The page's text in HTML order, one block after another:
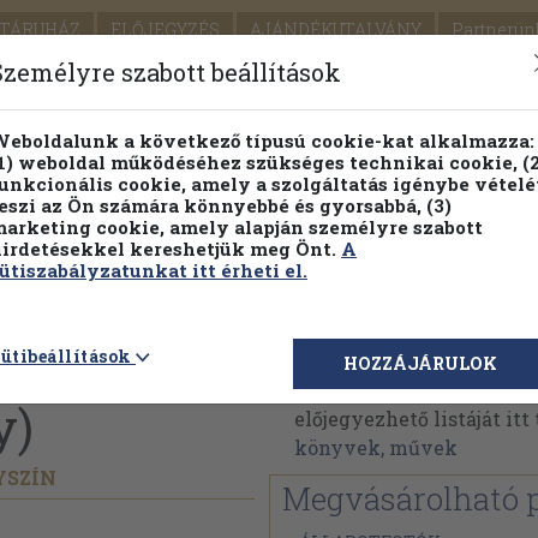
ELŐJEGYZÉS AJÁNDÉKUTALVÁNY
SEGÍTSÉG
PILLANATNYI ÁRAINK FENNTARTHATÓ
Részletes kereső Témaköri fa
Juhász Előd
Juhász Előd műveinek
előjegyezhető listáját
könyvek, művek
Megvásárolható
szabott beállítások
a következő típusú cookie-kat alkalmazza:
weboldal működéséhez szükséges technikai cookie,
cookie, amely a szolgáltatás igénybe
az Ön számára könnyebbé és gyorsabbá, (3)
cookie, amely alapján személyre szabott
kereshetjük meg Önt. A
itt érheti el.
HOZZÁJÁRULOK